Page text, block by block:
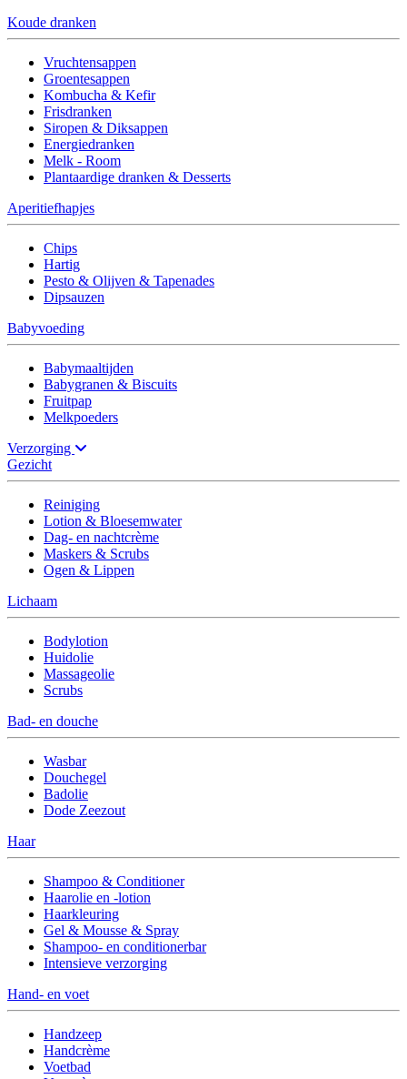
Koude dranken
Vruchtensappen
Groentesappen
Kombucha & Kefir
Frisdranken
Siropen & Diksappen
Energiedranken
Melk - Room
Plantaardige dranken & Desserts
Aperitiefhapjes
Chips
Hartig
Pesto & Olijven & Tapenades
Dipsauzen
Babyvoeding
Babymaaltijden
Babygranen & Biscuits
Fruitpap
Melkpoeders
Verzorging
Gezicht
Reiniging
Lotion & Bloesemwater
Dag- en nachtcrème
Maskers & Scrubs
Ogen & Lippen
Lichaam
Bodylotion
Huidolie
Massageolie
Scrubs
Bad- en douche
Wasbar
Douchegel
Badolie
Dode Zeezout
Haar
Shampoo & Conditioner
Haarolie en -lotion
Haarkleuring
Gel & Mousse & Spray
Shampoo- en conditionerbar
Intensieve verzorging
Hand- en voet
Handzeep
Handcrème
Voetbad